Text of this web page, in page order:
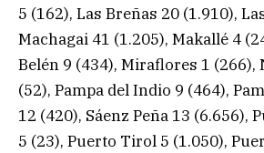
5 (162), Las Breñas 20 (1.910),
Machagai 41 (1.205), Makallé 4
Belén 9 (434), Miraflores 1 (266),
(52), Pampa del Indio 9 (464),
12 (420), Sáenz Peña 13 (6.656),
5 (23), Puerto Tirol 5 (1.050),